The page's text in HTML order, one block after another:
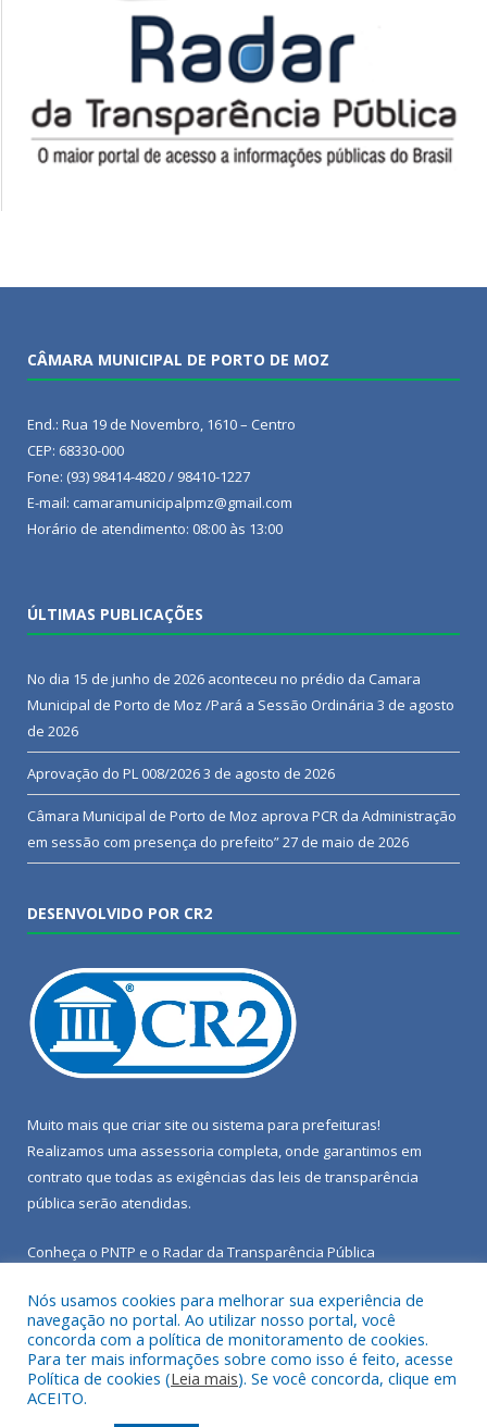
CÂMARA MUNICIPAL DE PORTO DE MOZ
End.: Rua 19 de Novembro, 1610 – Centro
CEP: 68330-000
Fone: (93) 98414-4820 / 98410-1227
E-mail: camaramunicipalpmz@gmail.com
Horário de atendimento: 08:00 às 13:00
ÚLTIMAS PUBLICAÇÕES
No dia 15 de junho de 2026 aconteceu no prédio da Camara
Municipal de Porto de Moz /Pará a Sessão Ordinária 3 de agosto
de 2026
Aprovação do PL 008/20263 de agosto de 2026
Câmara Municipal de Porto de Moz aprova PCR da Administração
em sessão com presença do prefeito”27 de maio de 2026
DESENVOLVIDO POR CR2
Muito mais que criar site ou sistema para prefeituras!
Realizamos uma assessoria completa, onde garantimos em
contrato que todas as exigências das leis de transparência
pública serão atendidas.
Conheça o PNTP e o Radar da Transparência Pública
Todos os direitos reservados a Câmara Municipal de Porto de
Moz.
Nós usamos cookies para melhorar sua experiência de
navegação no portal. Ao utilizar nosso portal, você
concorda com a política de monitoramento de cookies.
Para ter mais informações sobre como isso é feito, acesse
Política de cookies (Leia mais). Se você concorda, clique em
ACEITO.